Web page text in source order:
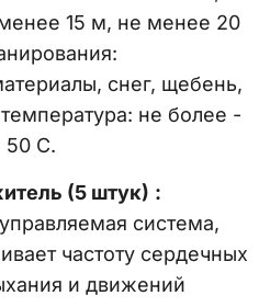
15 м, не менее 20
снег, щебень,
не более -
50 С.
(5 штук) :
система,
частоту сердечных
и движений